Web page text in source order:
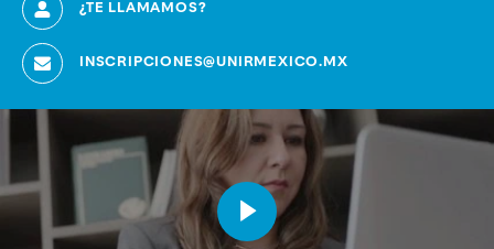
¿TE LLAMAMOS?
INSCRIPCIONES@UNIRMEXICO.MX